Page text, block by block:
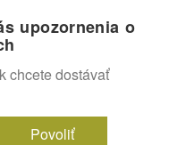
upozornenia o
chcete dostávať
Povoliť